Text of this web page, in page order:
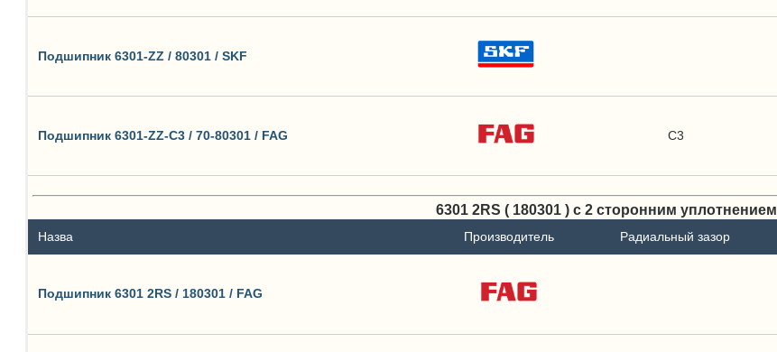
Подшипник 6301-ZZ / 80301 / SKF
Подшипник 6301-ZZ-C3 / 70-80301 / FAG C3
6301 2RS ( 180301 ) с 2 сторонним уплотнением
Назва Производитель Радиальный зазор
Подшипник 6301 2RS / 180301 / FAG